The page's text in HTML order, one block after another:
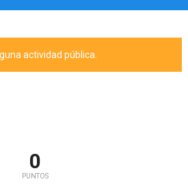
actividad pública.
0
PUNTOS